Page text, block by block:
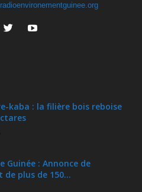
kaba : la filière bois reboise
Guinée : Annonce de
plus de 150...